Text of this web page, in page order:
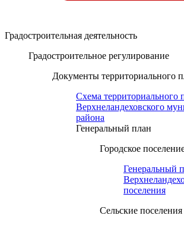
Градостроительная деятельность
Градостроительное регулирование
Документы территориального
Схема территориального
Верхнеландеховского
района
Генеральный план
Городское
Генеральный
поселения
Сельские поселения